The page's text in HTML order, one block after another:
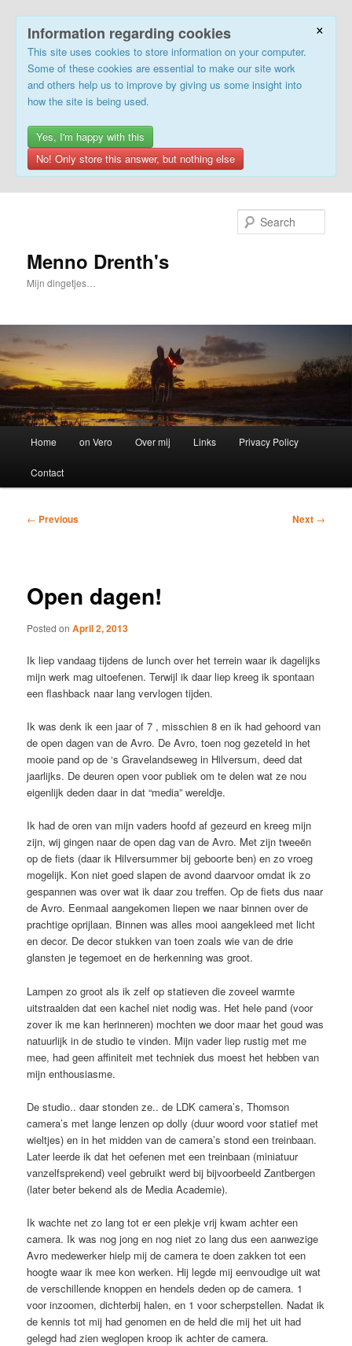
×
Information regarding cookies
This site uses cookies to store information on your computer.
Some of these cookies are essential to make our site work
and others help us to improve by giving us some insight into
how the site is being used.
Yes, I'm happy with this
No! Only store this answer, but nothing else
Menno Drenth's
Mijn dingetjes…
Home on Vero Over mij Links Privacy Policy
Contact
Post
← Previous Next →
Open dagen!
Posted onApril 2, 2013
Ik liep vandaag tijdens de lunch over het terrein waar ik dagelijks
mijn werk mag uitoefenen. Terwijl ik daar liep kreeg ik spontaan
een flashback naar lang vervlogen tijden.
Ik was denk ik een jaar of 7 , misschien 8 en ik had gehoord van
de open dagen van de Avro. De Avro, toen nog gezeteld in het
mooie pand op de ‘s Gravelandseweg in Hilversum, deed dat
jaarlijks. De deuren open voor publiek om te delen wat ze nou
eigenlijk deden daar in dat “media” wereldje.
Ik had de oren van mijn vaders hoofd af gezeurd en kreeg mijn
zijn, wij gingen naar de open dag van de Avro. Met zijn tweeën
op de fiets (daar ik Hilversummer bij geboorte ben) en zo vroeg
mogelijk. Kon niet goed slapen de avond daarvoor omdat ik zo
gespannen was over wat ik daar zou treffen. Op de fiets dus naar
de Avro. Eenmaal aangekomen liepen we naar binnen over de
prachtige oprijlaan. Binnen was alles mooi aangekleed met licht
en decor. De decor stukken van toen zoals wie van de drie
glansten je tegemoet en de herkenning was groot.
Lampen zo groot als ik zelf op statieven die zoveel warmte
uitstraalden dat een kachel niet nodig was. Het hele pand (voor
zover ik me kan herinneren) mochten we door maar het goud was
natuurlijk in de studio te vinden. Mijn vader liep rustig met me
mee, had geen affiniteit met techniek dus moest het hebben van
mijn enthousiasme.
De studio.. daar stonden ze.. de LDK camera’s, Thomson
camera’s met lange lenzen op dolly (duur woord voor statief met
wieltjes) en in het midden van de camera’s stond een treinbaan.
Later leerde ik dat het oefenen met een treinbaan (miniatuur
vanzelfsprekend) veel gebruikt werd bij bijvoorbeeld Zantbergen
(later beter bekend als de Media Academie).
Ik wachte net zo lang tot er een plekje vrij kwam achter een
camera. Ik was nog jong en nog niet zo lang dus een aanwezige
Avro medewerker hielp mij de camera te doen zakken tot een
hoogte waar ik mee kon werken. Hij legde mij eenvoudige uit wat
de verschillende knoppen en hendels deden op de camera. 1
voor inzoomen, dichterbij halen, en 1 voor scherpstellen. Nadat ik
de kennis tot mij had genomen en de held die mij het uit had
gelegd had zien weglopen kroop ik achter de camera.